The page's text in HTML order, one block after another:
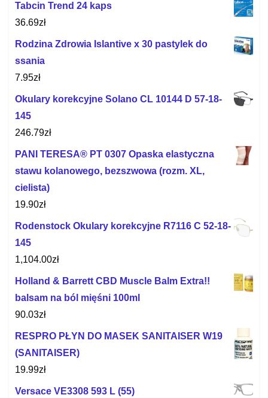
Tabcin Trend 24 kaps
36.69zł
Rodzina Zdrowia Islantive x 30 pastylek do
ssania
7.95zł
Okulary korekcyjne Solano CL 10144 D 57-18-
145
246.79zł
PANI TERESA® PT 0307 Opaska elastyczna
stawu kolanowego, bezszwowa (rozm. XL,
cielista)
19.90zł
Rodenstock Okulary korekcyjne R7116 C 52-18-
145
1,104.00zł
Holland & Barrett CBD Muscle Balm Extra!!
balsam na ból mięśni 100ml
90.03zł
RESPRO PŁYN DO MASEK SANITAISER W19
(SANITAISER)
19.99zł
Versace VE3308 593 L (55)